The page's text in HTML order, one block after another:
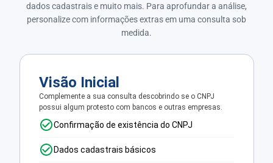
dados cadastrais e muito mais. Para aprofundar a análise,
personalize com informações extras em uma consulta sob
medida.
Visão Inicial
Complemente a sua consulta descobrindo se o CNPJ
possui algum protesto com bancos e outras empresas.
Confirmação de existência do CNPJ
Dados cadastrais básicos